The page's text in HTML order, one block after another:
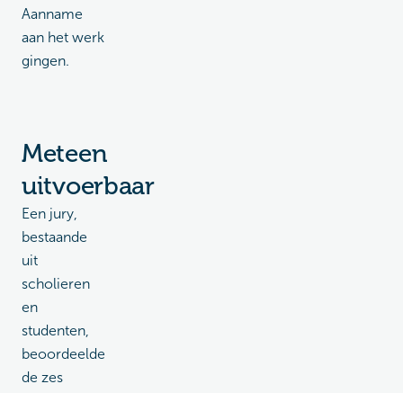
Aanname
aan het werk
gingen.
Meteen
uitvoerbaar
Een jury,
bestaande
uit
scholieren
en
studenten,
beoordeelde
de zes